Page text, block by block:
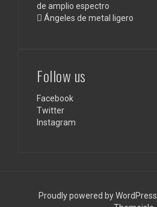
de amplio espectro
Ángeles de metal ligero
Follow us
Facebook
Twitter
Instagram
Proudly powered by WordPress